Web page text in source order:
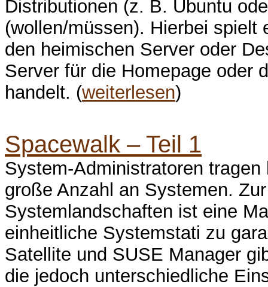
Distributionen (z. B. Ubuntu
(wollen/müssen). Hierbei
den heimischen Server oder
Server für die Homepage oder
handelt. (weiterlesen)
Spacewalk – Teil 1
System-Administratoren
große Anzahl an Systemen.
Systemlandschaften ist eine
einheitliche Systemstati zu
Satellite und SUSE Manager
die jedoch unterschiedliche